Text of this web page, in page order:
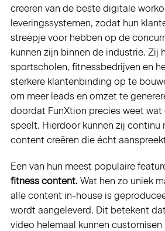
creëren van de beste digitale
leveringssystemen, zodat hun
streepje voor hebben op de
kunnen zijn binnen de industrie. Zij
sportscholen, fitnessbedrijven en
sterkere klantenbinding op te
om meer leads en omzet te
doordat FunXtion precies weet wat
speelt. Hierdoor kunnen zij continu
content creëren die écht
Een van hun meest populaire
fitness content. Wat hen zo uniek
alle content in-house is
wordt aangeleverd. Dit betekent
video helemaal kunnen customisen